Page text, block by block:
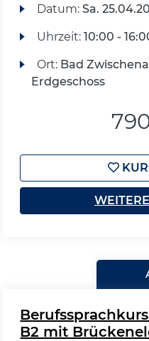
Datum: Sa.
Uhrzeit: 10:00 -
Ort: Bad
Erdgeschoss
B2 mit